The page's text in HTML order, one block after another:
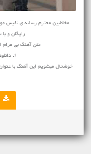
مخاطبین محترم رسانه ی نفیس
رایگان و با سرعت بالا
متن آهنگ بی مرام
♫
خوشحال میشویم این آهنگ با